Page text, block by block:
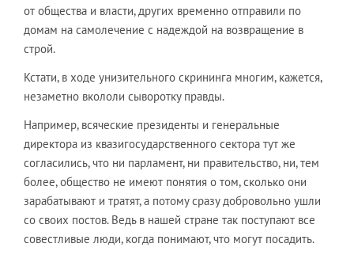
от общества и власти, других временно отправили по
домам на самолечение с надеждой на возвращение в
строй.
Кстати, в ходе унизительного скрининга многим, кажется,
незаметно вкололи сыворотку правды.
Например, всяческие президенты и генеральные
директора из квазигосударственного сектора тут же
согласились, что ни парламент, ни правительство, ни, тем
более, общество не имеют понятия о том, сколько они
зарабатывают и тратят, а потому сразу добровольно ушли
со своих постов. Ведь в нашей стране так поступают все
совестливые люди, когда понимают, что могут посадить.